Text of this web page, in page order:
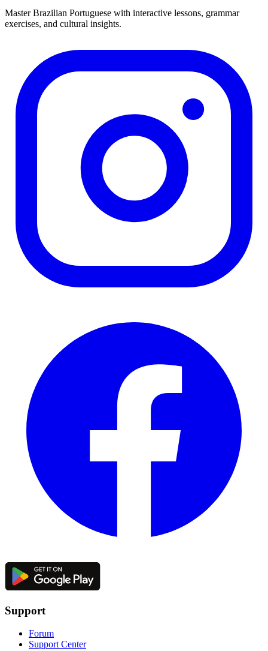
Master Brazilian Portuguese with interactive lessons, grammar
exercises, and cultural insights.
Support
Forum
Support Center